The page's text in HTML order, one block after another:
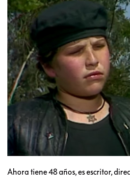
Ahora tiene 48 años, es escritor,